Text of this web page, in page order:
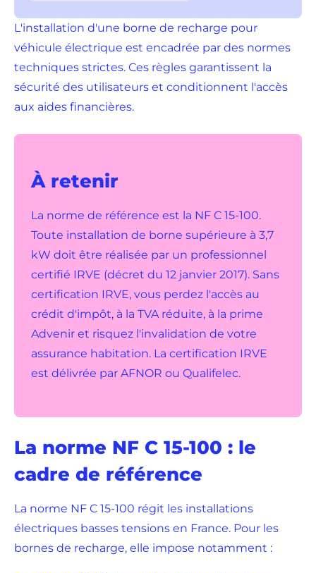
L'installation d'une borne de recharge pour
véhicule électrique est encadrée par des normes
techniques strictes. Ces règles garantissent la
sécurité des utilisateurs et conditionnent l'accès
aux aides financières.
À retenir
La norme de référence est la NF C 15-100.
Toute installation de borne supérieure à 3,7
kW doit être réalisée par un professionnel
certifié IRVE (décret du 12 janvier 2017). Sans
certification IRVE, vous perdez l'accès au
crédit d'impôt, à la TVA réduite, à la prime
Advenir et risquez l'invalidation de votre
assurance habitation. La certification IRVE
est délivrée par AFNOR ou Qualifelec.
La norme NF C 15-100 : le
cadre de référence
La norme NF C 15-100 régit les installations
électriques basses tensions en France. Pour les
bornes de recharge, elle impose notamment :